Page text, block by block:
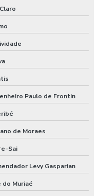
Paulo de Frontin
de Moraes
Sai
Levy Gasparian
do Muriaé